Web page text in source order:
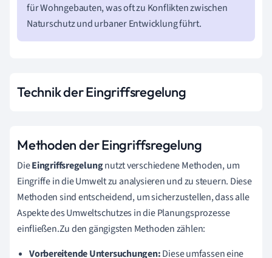
für Wohngebauten, was oft zu Konflikten zwischen
Naturschutz und urbaner Entwicklung führt.
Technik der Eingriffsregelung
Methoden der Eingriffsregelung
DieEingriffsregelungnutzt verschiedene Methoden, um
Eingriffe in die Umwelt zu analysieren und zu steuern. Diese
Methoden sind entscheidend, um sicherzustellen, dass alle
Aspekte des Umweltschutzes in die Planungsprozesse
einfließen.Zu den gängigsten Methoden zählen:
Vorbereitende Untersuchungen:Diese umfassen eine